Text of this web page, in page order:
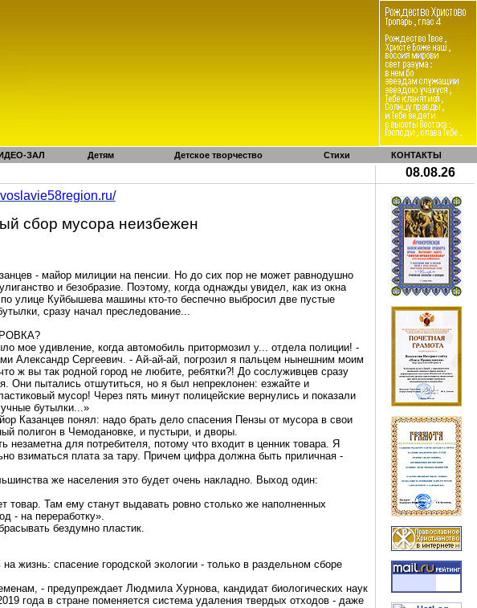
ЗАЛ Детям Детское творчество Стихи КОНТАКТЫ
08.08.26
сбор мусора неизбежен
- майор милиции на пенсии. Но до сих пор не может равнодушно
и безобразие. Поэтому, когда однажды увидел, как из окна
улице Куйбышева машины кто-то беспечно выбросил две пустые
сразу начал преследование...
мое удивление, когда автомобиль притормозил у... отдела полиции! -
Александр Сергеевич. - Ай-ай-ай, погрозил я пальцем нынешним моим
ж вы так родной город не любите, ребятки?! До сослуживцев сразу
Они пытались отшутиться, но я был непреклонен: езжайте и
мусор! Через пять минут полицейские вернулись и показали
бутылки...»
Казанцев понял: надо брать дело спасения Пензы от мусора в свои
полигон в Чемодановке, и пустыри, и дворы.
для потребителя, потому что входит в ценник товара. Я
взиматься плата за тару. Причем цифра должна быть приличная -
же населения это будет очень накладно. Выход один:
товар. Там ему станут выдавать ровно столько же наполненных
- на переработку».
бездумно пластик.
спасение городской экологии - только в раздельном сборе
- предупреждает Людмила Хурнова, кандидат биологических наук
года в стране поменяется система удаления твердых отходов - даже